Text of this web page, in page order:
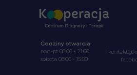
Godziny otwarcia:
pon-pt 08:00 - 21:00
sobota 08:00 - 15:00